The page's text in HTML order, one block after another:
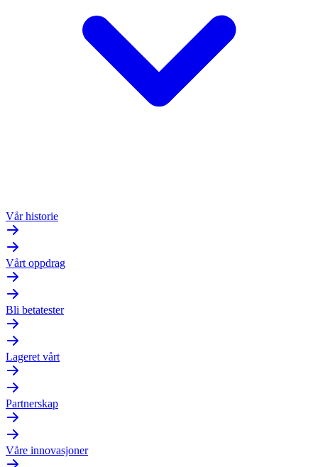
Vår historie
Vårt oppdrag
Bli betatester
Lageret vårt
Partnerskap
Våre innovasjoner